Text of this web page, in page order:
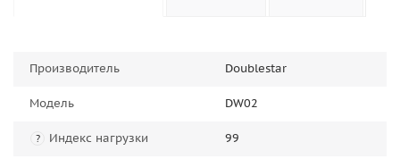
Производитель Doublestar
Модель DW02
? Индекс нагрузки 99